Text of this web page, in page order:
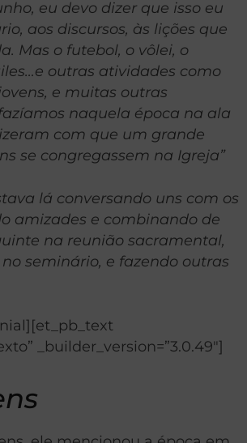
eu devo dizer que isso eu
aos discursos, às lições que
Mas o futebol, o vôlei, o
outras atividades como
e muitas outras
naquela época na ala
com que um grande
se congregassem na Igreja”
lá conversando uns com os
amizades e combinando de
na reunião sacramental,
seminário, e fazendo outras
_builder_version=”3.0.49″]